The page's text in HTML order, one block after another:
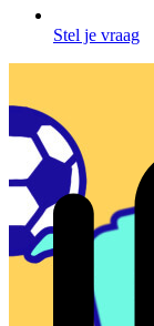
Stel je vraag